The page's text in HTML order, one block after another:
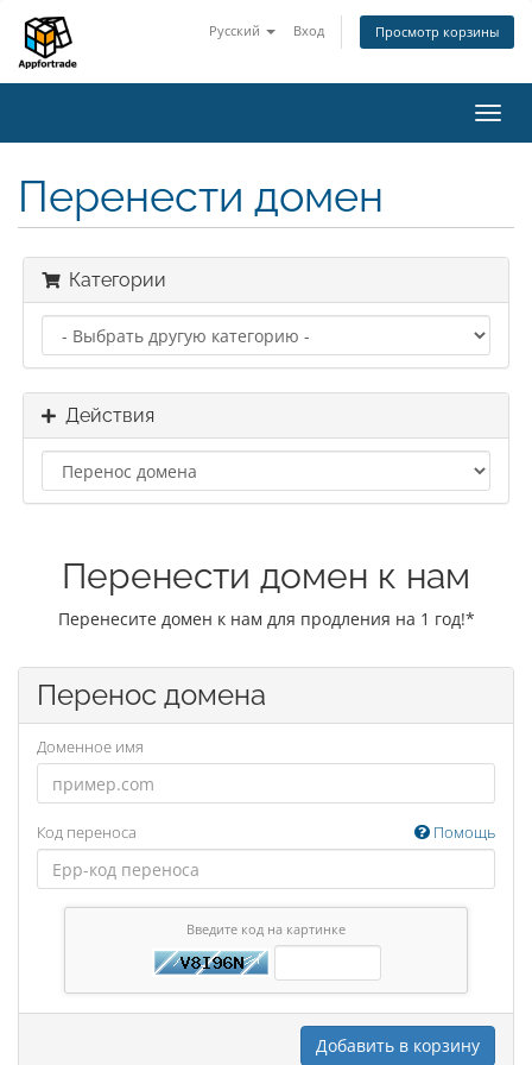
Русский Вход Просмотр корзины
Перенести домен
Категории
Действия
Перенести домен к нам
Перенесите домен к нам для продления на 1 год!*
Перенос домена
Доменное имя
Код переноса Помощь
Введите код на картинке
Добавить в корзину